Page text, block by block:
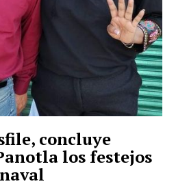
concluye
los festejos